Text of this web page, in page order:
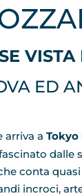
VISTA
ED
arriva a Tokyo
dalle
conta quasi
incroci,